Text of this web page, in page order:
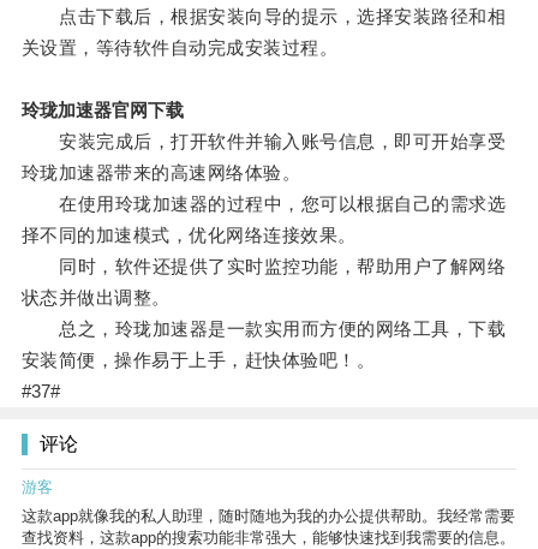
点击下载后，根据安装向导的提示，选择安装路径和相
关设置，等待软件自动完成安装过程。
玲珑加速器官网下载
安装完成后，打开软件并输入账号信息，即可开始享受
玲珑加速器带来的高速网络体验。
在使用玲珑加速器的过程中，您可以根据自己的需求选
择不同的加速模式，优化网络连接效果。
同时，软件还提供了实时监控功能，帮助用户了解网络
状态并做出调整。
总之，玲珑加速器是一款实用而方便的网络工具，下载
安装简便，操作易于上手，赶快体验吧！。
#37#
评论
游客
这款app就像我的私人助理，随时随地为我的办公提供帮助。我经常需要
查找资料，这款app的搜索功能非常强大，能够快速找到我需要的信息。